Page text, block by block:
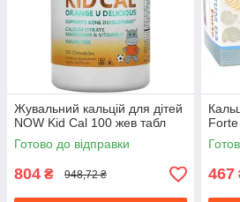
Жувальний кальцій для дітей
NOW Kid Cal 100 жев табл
Готово до відправки
804 ₴ 948,72 ₴ 467